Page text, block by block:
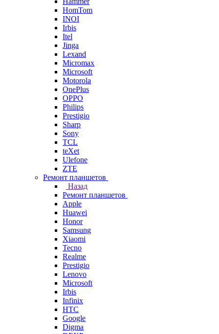
HomTom
INOI
Irbis
Itel
Jinga
Lexand
Micromax
Microsoft
Motorola
OnePlus
OPPO
Philips
Prestigio
Sharp
Sony
TCL
teXet
Ulefone
ZTE
Ремонт планшетов
Назад
Ремонт планшетов
Apple
Huawei
Honor
Samsung
Xiaomi
Tecno
Realme
Prestigio
Lenovo
Microsoft
Irbis
Infinix
HTC
Google
Digma